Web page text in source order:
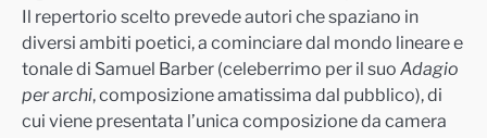
Il repertorio scelto prevede autori che spaziano in
diversi ambiti poetici, a cominciare dal mondo lineare e
tonale di Samuel Barber (celeberrimo per il suo Adagio
per archi, composizione amatissima dal pubblico), di
cui viene presentata l’unica composizione da camera